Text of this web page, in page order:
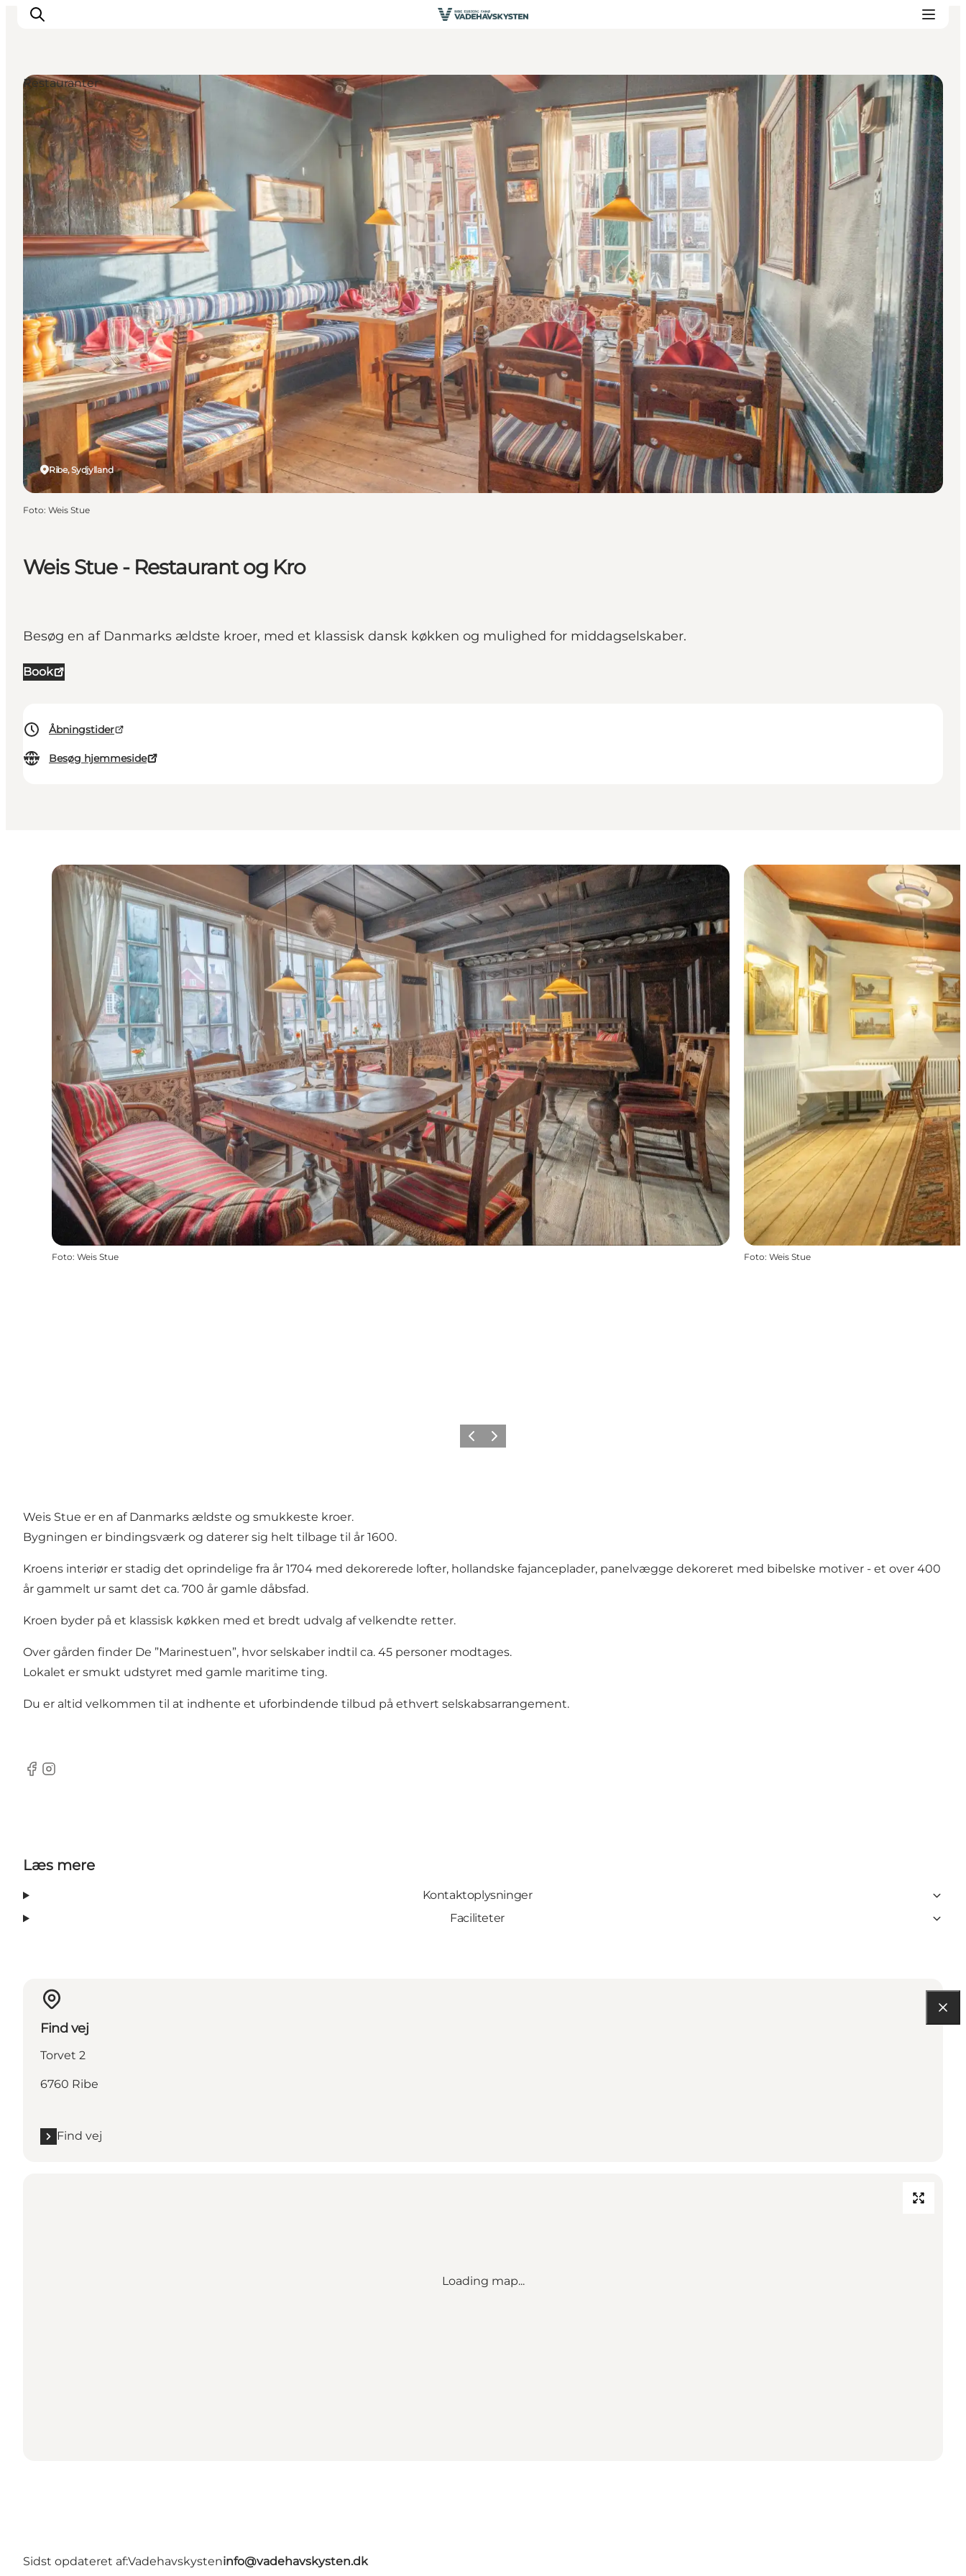
Oplev Ribe
Oplev Esbjerg
Oplev Fanø
Oplev Mandø
Oplev Vadehavet
Det Sker
Weis Stue - Restaurant og Kro
Besøg en af Danmarks ældste kroer, med et klassisk dansk køkken og mulighed for middagselskaber.
Book
Åbningstider
Besøg hjemmeside
Ribe, Sydjylland
Restauranter
Foto: Weis Stue
Foto: Weis Stue Foto: Weis Stue
ForrigeNæste
Weis Stue er en af Danmarks ældste og smukkeste kroer.
Bygningen er bindingsværk og daterer sig helt tilbage til år 1600.
Kroens interiør er stadig det oprindelige fra år 1704 med dekorerede lofter, hollandske fajanceplader, panelvægge dekoreret med bibelske motiver - et over 400
år gammelt ur samt det ca. 700 år gamle dåbsfad.
Kroen byder på et klassisk køkken med et bredt udvalg af velkendte retter.
Over gården finder De ”Marinestuen”, hvor selskaber indtil ca. 45 personer modtages.
Lokalet er smukt udstyret med gamle maritime ting.
Du er altid velkommen til at indhente et uforbindende tilbud på ethvert selskabsarrangement.
Facebook
Instagram
Læs mere
Kontaktoplysninger
Faciliteter
Find vej
Torvet 2
6760 Ribe
Find vej
Loading map...
Sidst opdateret af:Vadehavskysteninfo@vadehavskysten.dk